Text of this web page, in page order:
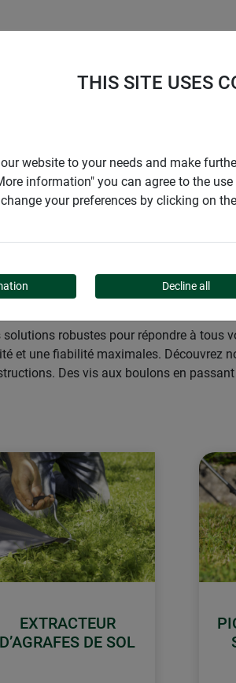
& LIENS
robustes pour répondre à
et une fiabilité maximales. Découvrez
Des vis aux boulons en
EXTRACTEUR
D’AGRAFES DE SOL
THIS SITE USES
website to your needs and make
information" you can agree to the
your preferences by clicking on
Decline all